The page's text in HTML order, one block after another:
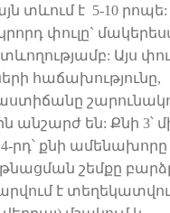
տևում է 5-10 րոպե:
փուլը`
տևողությամբ: Այս
հաճախությունը,
անշարժ են: Քնի 3՝
4-րդ՝ քնի ամենախորը
շեմքը
է